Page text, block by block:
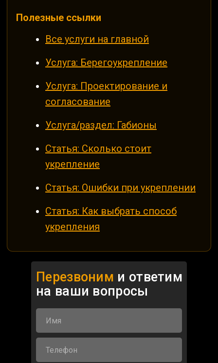
Полезные ссылки
Все услуги на главной
Услуга: Берегоукрепление
Услуга: Проектирование и
согласование
Услуга/раздел: Габионы
Статья: Сколько стоит
укрепление
Статья: Ошибки при укреплении
Статья: Как выбрать способ
укрепления
Перезвоним и ответим
на ваши вопросы